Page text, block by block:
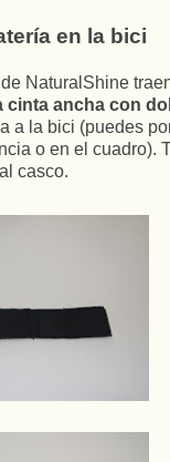
en la bici
NaturalShine
cinta ancha con
a la bici (puedes
o en el cuadro).
casco.